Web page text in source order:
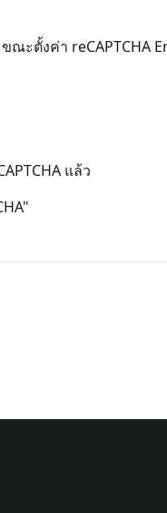
ขณะตั้งค่า reCAPTCHA
แล้ว